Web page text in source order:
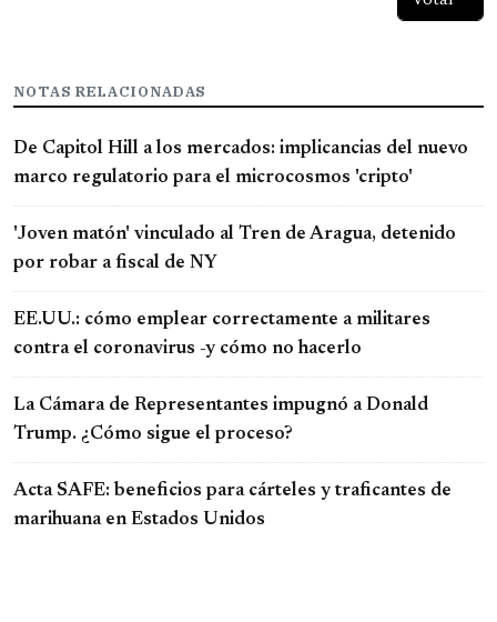
NOTAS RELACIONADAS
De Capitol Hill a los mercados: implicancias del nuevo
marco regulatorio para el microcosmos 'cripto'
'Joven matón' vinculado al Tren de Aragua, detenido
por robar a fiscal de NY
EE.UU.: cómo emplear correctamente a militares
contra el coronavirus -y cómo no hacerlo
La Cámara de Representantes impugnó a Donald
Trump. ¿Cómo sigue el proceso?
Acta SAFE: beneficios para cárteles y traficantes de
marihuana en Estados Unidos